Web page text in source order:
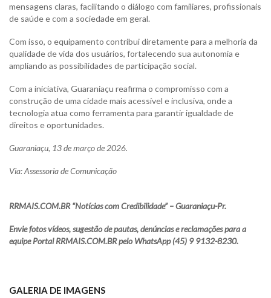
mensagens claras, facilitando o diálogo com familiares, profissionais
de saúde e com a sociedade em geral.
Com isso, o equipamento contribui diretamente para a melhoria da
qualidade de vida dos usuários, fortalecendo sua autonomia e
ampliando as possibilidades de participação social.
Com a iniciativa, Guaraniaçu reafirma o compromisso com a
construção de uma cidade mais acessível e inclusiva, onde a
tecnologia atua como ferramenta para garantir igualdade de
direitos e oportunidades.
Guaraniaçu, 13 de março de 2026.
Via: Assessoria de Comunicação
RRMAIS.COM.BR “Notícias com Credibilidade” – Guaraniaçu-Pr.
Envie fotos vídeos, sugestão de pautas, denúncias e reclamações para a
equipe Portal RRMAIS.COM.BR pelo WhatsApp (45) 9 9132-8230.
GALERIA DE IMAGENS